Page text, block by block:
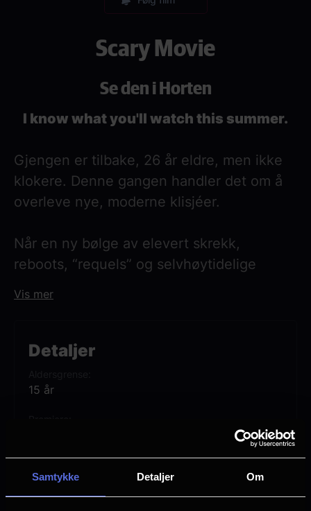
Samtykke Detaljer Om
Detaljer
15 år
1 time 35 min
Scary Movie
Se den i Horten
I know what you'll watch this summer.
Gjengen er tilbake, 26 år eldre, men ikke
klokere. Denne gangen handler det om å
overleve nye, moderne klisjéer.
Når en ny bølge av elevert skrekk,
reboots, “requels” og selvhøytidelige
legacy‑oppfølgere og «siste kapittel»-
Damon Wayans Jr. og Chris Elliott med
Vis mer